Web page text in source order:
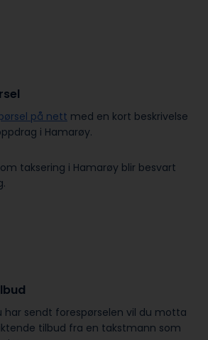
på nett med en kort beskrivelse
i Hamarøy.
taksering i Hamarøy blir besvart
har sendt forespørselen vil du motta
tilbud fra en takstmann som